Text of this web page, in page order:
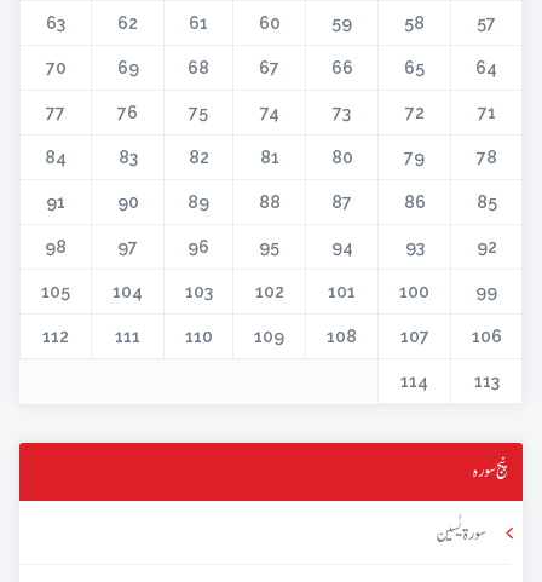
57
58
59
60
61
62
63
64
65
66
67
68
69
70
71
72
73
74
75
76
77
78
79
80
81
82
83
84
85
86
87
88
89
90
91
92
93
94
95
96
97
98
99
100
101
102
103
104
105
106
107
108
109
110
111
112
113
114
پنج سورہ
سورۃ یٰسین